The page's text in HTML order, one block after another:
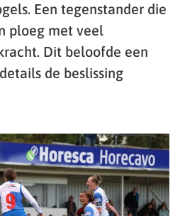
Een tegenstander die
ploeg met veel
Dit beloofde een
de beslissing